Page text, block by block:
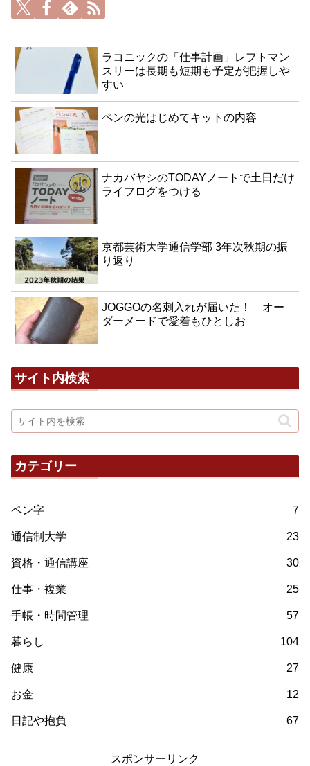
ラコニックの「仕事計画」レフトマン
スリーは長期も短期も予定が把握しや
すい
ペンの光はじめてキットの内容
ナカバヤシのTODAYノートで土日だけ
ライフログをつける
京都芸術大学通信学部 3年次秋期の振
り返り
JOGGOの名刺入れが届いた！ オー
ダーメードで愛着もひとしお
サイト内検索
カテゴリー
ペン字 7
通信制大学 23
資格・通信講座 30
仕事・複業 25
手帳・時間管理 57
暮らし 104
健康 27
お金 12
日記や抱負 67
スポンサーリンク